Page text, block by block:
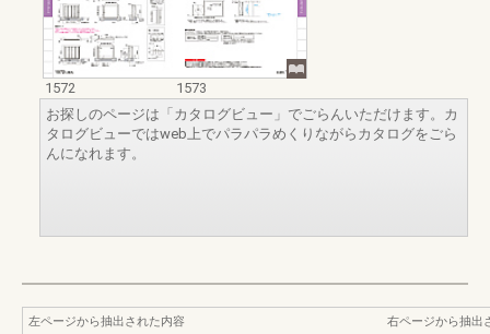
1572
1573
お探しのページは「カタログビュー」でごらんいただけます。カ
タログビューではweb上でパラパラめくりながらカタログをごら
んになれます。
左ページから抽出された内容
右ページから抽出